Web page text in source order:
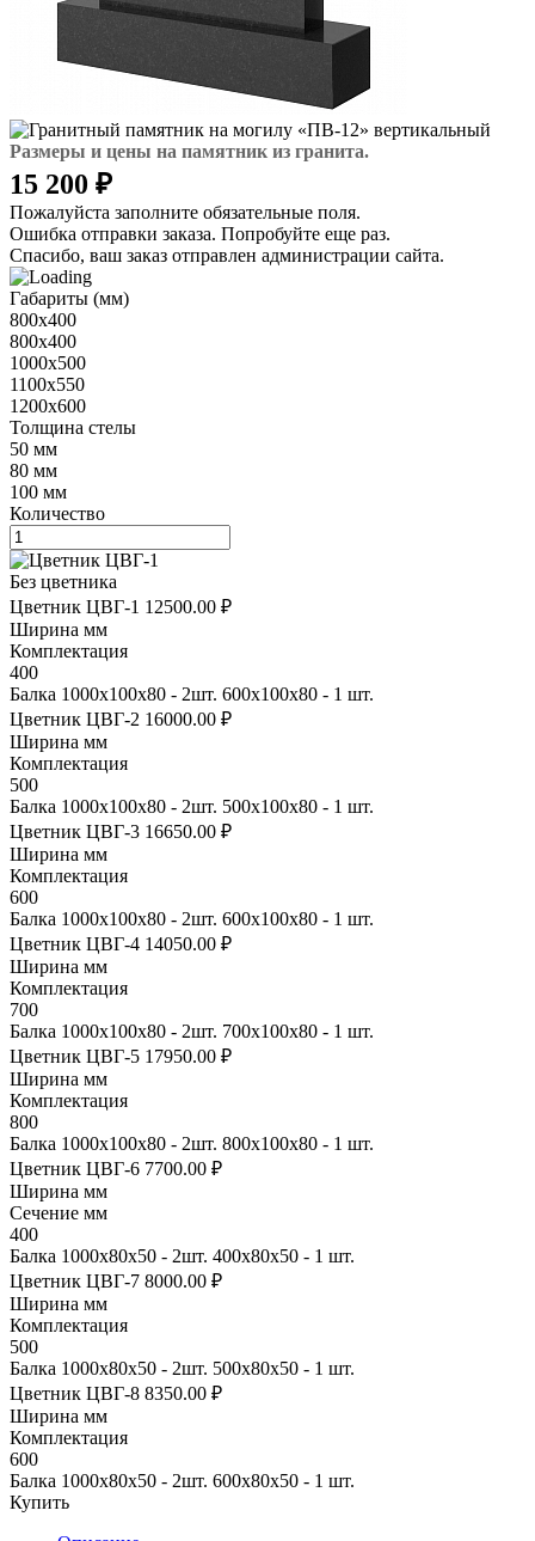
Размеры и цены на памятник из гранита.
15 200 ₽
Пожалуйста заполните обязательные поля.
Ошибка отправки заказа. Попробуйте еще раз.
Спасибо, ваш заказ отправлен администрации сайта.
Габариты (мм)
800х400
800х400
1000х500
1100х550
1200х600
Толщина стелы
50 мм
80 мм
100 мм
Количество
Без цветника
Цветник ЦВГ-1 12500.00 ₽
Ширина мм
Комплектация
400
Балка 1000х100х80 - 2шт. 600х100х80 - 1 шт.
Цветник ЦВГ-2 16000.00 ₽
Ширина мм
Комплектация
500
Балка 1000х100х80 - 2шт. 500х100х80 - 1 шт.
Цветник ЦВГ-3 16650.00 ₽
Ширина мм
Комплектация
600
Балка 1000х100х80 - 2шт. 600х100х80 - 1 шт.
Цветник ЦВГ-4 14050.00 ₽
Ширина мм
Комплектация
700
Балка 1000х100х80 - 2шт. 700х100х80 - 1 шт.
Цветник ЦВГ-5 17950.00 ₽
Ширина мм
Комплектация
800
Балка 1000х100х80 - 2шт. 800х100х80 - 1 шт.
Цветник ЦВГ-6 7700.00 ₽
Ширина мм
Сечение мм
400
Балка 1000х80х50 - 2шт. 400х80х50 - 1 шт.
Цветник ЦВГ-7 8000.00 ₽
Ширина мм
Комплектация
500
Балка 1000х80х50 - 2шт. 500х80х50 - 1 шт.
Цветник ЦВГ-8 8350.00 ₽
Ширина мм
Комплектация
600
Балка 1000х80х50 - 2шт. 600х80х50 - 1 шт.
Купить